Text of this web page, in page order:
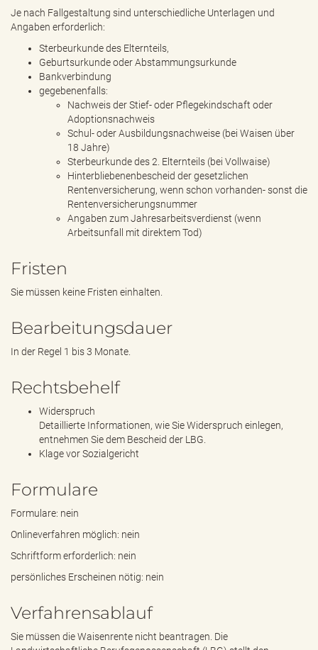
Je nach Fallgestaltung sind unterschiedliche Unterlagen und
Angaben erforderlich:
Sterbeurkunde des Elternteils,
Geburtsurkunde oder Abstammungsurkunde
Bankverbindung
gegebenenfalls:
Nachweis der Stief- oder Pflegekindschaft oder
Adoptionsnachweis
Schul- oder Ausbildungsnachweise (bei Waisen über
18 Jahre)
Sterbeurkunde des 2. Elternteils (bei Vollwaise)
Hinterbliebenenbescheid der gesetzlichen
Rentenversicherung, wenn schon vorhanden- sonst die
Rentenversicherungsnummer
Angaben zum Jahresarbeitsverdienst (wenn
Arbeitsunfall mit direktem Tod)
Fristen
Sie müssen keine Fristen einhalten.
Bearbeitungsdauer
In der Regel 1 bis 3 Monate.
Rechtsbehelf
Widerspruch
Detaillierte Informationen, wie Sie Widerspruch einlegen,
entnehmen Sie dem Bescheid der LBG.
Klage vor Sozialgericht
Formulare
Formulare: nein
Onlineverfahren möglich: nein
Schriftform erforderlich: nein
persönliches Erscheinen nötig: nein
Verfahrensablauf
Sie müssen die Waisenrente nicht beantragen. Die